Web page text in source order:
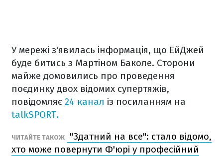
У мережі з'явилась інформація, що ЕйДжей
буде битись з Мартіном Баколе. Сторони
майже домовились про проведення
поєдинку двох відомих супертяжів,
повідомляє 24 канал із посиланням на
talkSPORT.
ЧИТАЙТЕ ТАКОЖ
"Здатний на все": стало відомо,
хто може повернути Ф'юрі у професійний